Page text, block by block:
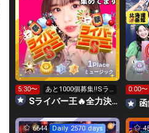
1Place
ミュージック
5:30〜
あと1000個募集‼️Sラ
イバー王👑投げれま
Sライバー王🔥全力決勝🗽🌈Annnnnaの空⛱
0:00〜
6644 Daily 2570 days